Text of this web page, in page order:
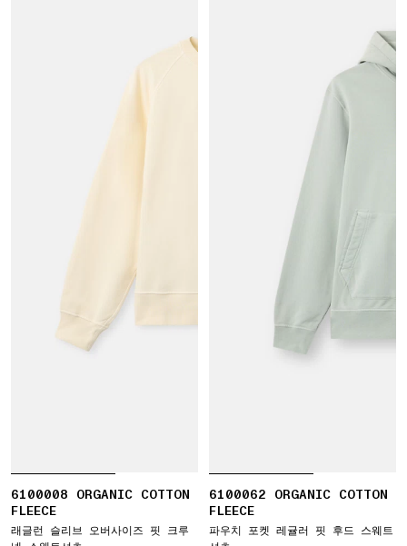
6100008 ORGANIC COTTON
FLEECE
래글런 슬리브 오버사이즈 핏 크루
6100062 ORGANIC COTTON
FLEECE
파우치 포켓 레귤러 핏 후드 스웨트